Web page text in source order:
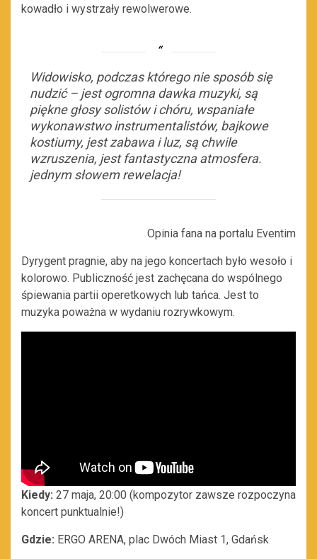
kowadło i wystrzały rewolwerowe.
Widowisko, podczas którego nie sposób się
nudzić – jest ogromna dawka muzyki, są
piękne głosy solistów i chóru, wspaniałe
wykonawstwo instrumentalistów, bajkowe
kostiumy, jest zabawa i luz, są chwile
wzruszenia, jest fantastyczna atmosfera.
jednym słowem rewelacja!
Opinia fana na portalu Eventim
Dyrygent pragnie, aby na jego koncertach było wesoło i
kolorowo. Publiczność jest zachęcana do wspólnego
śpiewania partii operetkowych lub tańca. Jest to
muzyka poważna w wydaniu rozrywkowym.
Kiedy: 27 maja, 20:00 (kompozytor zawsze rozpoczyna
koncert punktualnie!)
Gdzie: ERGO ARENA, plac Dwóch Miast 1, Gdańsk